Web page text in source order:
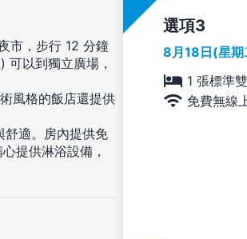
選項
8月18日(星期
1 張標準
免費無線
市，步行 12 分鐘
以到獨立廣場，
風格的飯店還提供
舒適。房內提供免
提供淋浴設備，